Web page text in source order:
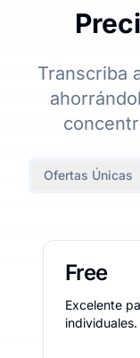
Transcriba
Ofertas Únicas
Free
Excelente
individuales.